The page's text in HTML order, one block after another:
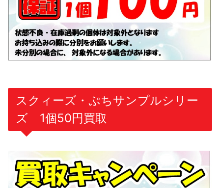
スクィーズ・ぷちサンプルシリー
ズ 1個50円買取